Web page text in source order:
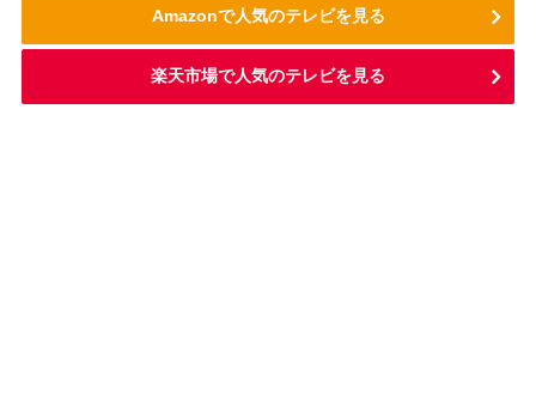
Amazonで人気のテレビを見る
楽天市場で人気のテレビを見る